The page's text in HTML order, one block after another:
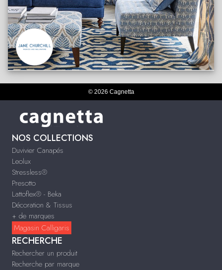
© 2026 Cagnetta
NOS COLLECTIONS
Duvivier Canapés
Leolux
Stressless®
Presotto
Lattoflex® - Beka
Décoration & Tissus
+ de marques
Magasin Calligaris
RECHERCHE
Rechercher un produit
Recherche par marque